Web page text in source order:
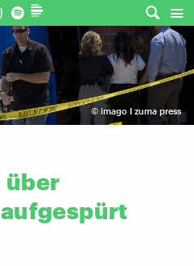
© imago I zuma press
über
aufgespürt